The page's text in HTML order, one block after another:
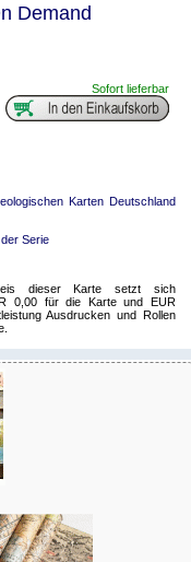
Demand
Sofort lieferbar
Karten Deutschland
Serie
dieser Karte setzt sich
0,00 für die Karte und EUR
Ausdrucken und Rollen